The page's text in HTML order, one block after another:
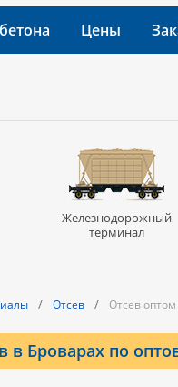
Цены
Железнодорожный
терминал
/ Отсев / Отсев оптом
в Броварах по